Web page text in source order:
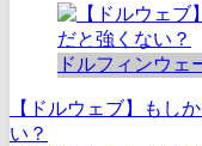
ドルフィンウェ
【ドルウェブ】もし
い？